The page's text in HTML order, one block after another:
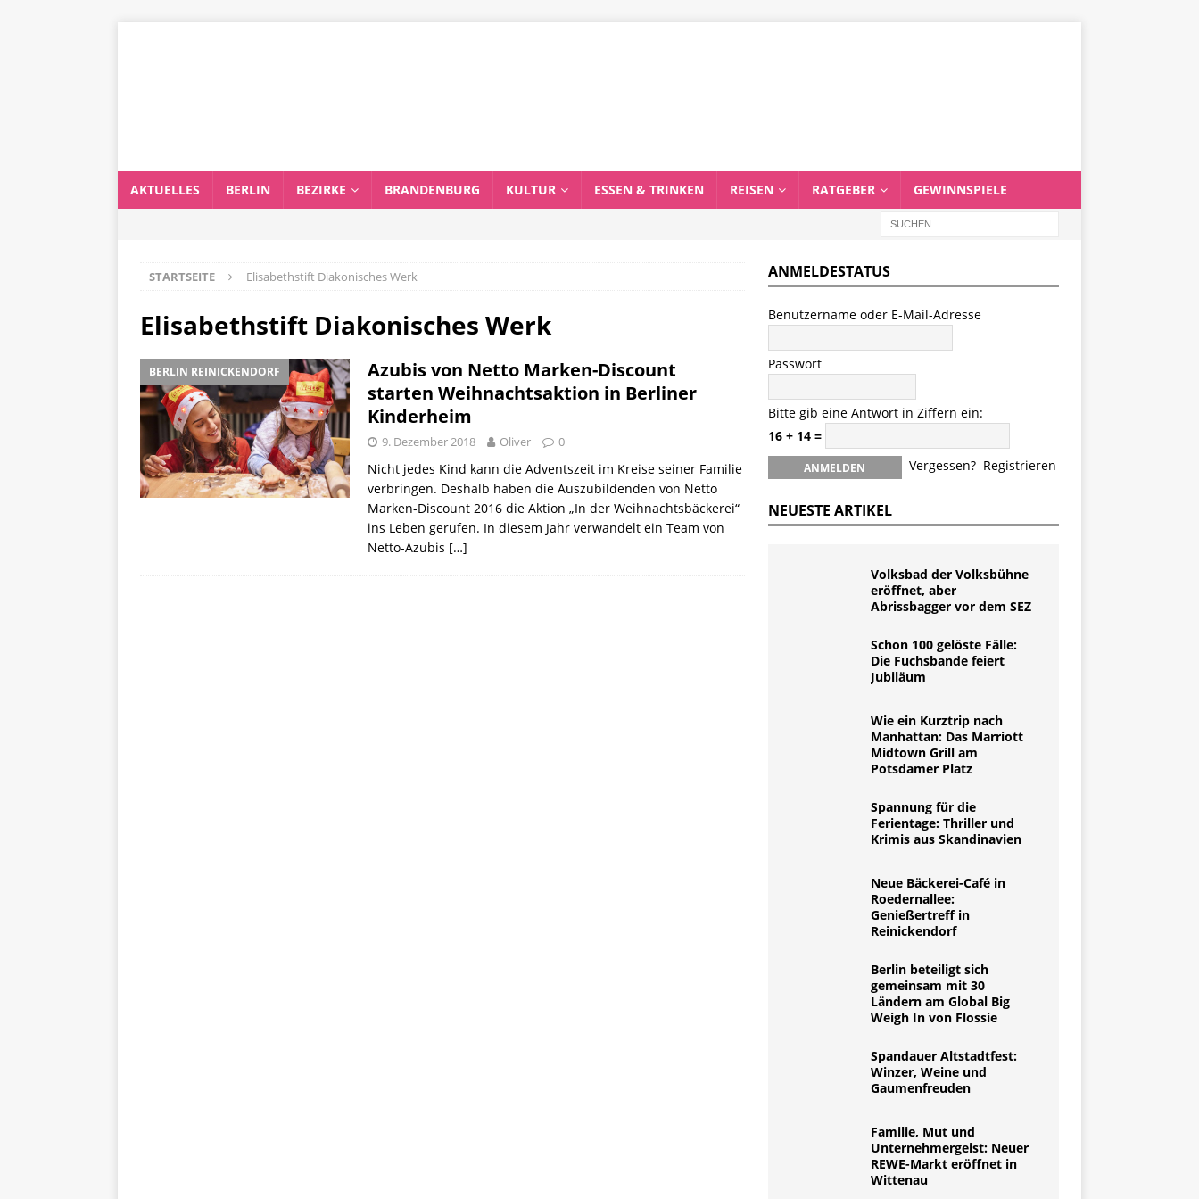
AKTUELLES BERLIN BEZIRKE BRANDENBURG KULTUR ESSEN & TRINKEN REISEN RATGEBER GEWINNSPIELE
STARTSEITE Elisabethstift Diakonisches Werk
Elisabethstift Diakonisches Werk
BERLIN REINICKENDORF
Azubis von Netto Marken-Discount
starten Weihnachtsaktion in Berliner
Kinderheim
9. Dezember 2018 Oliver 0
Nicht jedes Kind kann die Adventszeit im Kreise seiner Familie
verbringen. Deshalb haben die Auszubildenden von Netto
Marken-Discount 2016 die Aktion „In der Weihnachtsbäckerei“
ins Leben gerufen. In diesem Jahr verwandelt ein Team von
Netto-Azubis […]
ANMELDESTATUS
Benutzername oder E-Mail-Adresse
Passwort
Bitte gib eine Antwort in Ziffern ein:
16 + 14 =
Vergessen? Registrieren
NEUESTE ARTIKEL
Volksbad der Volksbühne
eröffnet, aber
Abrissbagger vor dem SEZ
Schon 100 gelöste Fälle:
Die Fuchsbande feiert
Jubiläum
Wie ein Kurztrip nach
Manhattan: Das Marriott
Midtown Grill am
Potsdamer Platz
Spannung für die
Ferientage: Thriller und
Krimis aus Skandinavien
Neue Bäckerei-Café in
Roedernallee:
Genießertreff in
Reinickendorf
Berlin beteiligt sich
gemeinsam mit 30
Ländern am Global Big
Weigh In von Flossie
Spandauer Altstadtfest:
Winzer, Weine und
Gaumenfreuden
Familie, Mut und
Unternehmergeist: Neuer
REWE-Markt eröffnet in
Wittenau